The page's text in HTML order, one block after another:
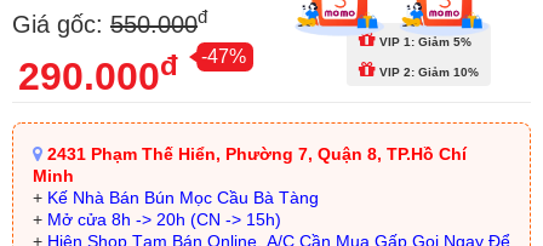
Giá gốc: 550.000đ
290.000đ -47%
VIP 1: Giảm 5%
VIP 2: Giảm 10%
2431 Phạm Thế Hiển, Phường 7, Quận 8, TP.Hồ Chí
Minh
+ Kế Nhà Bán Bún Mọc Cầu Bà Tàng
+ Mở cửa 8h -> 20h (CN -> 15h)
+ Hiện Shop Tạm Bán Online, A/C Cần Mua Gấp Gọi Ngay Để